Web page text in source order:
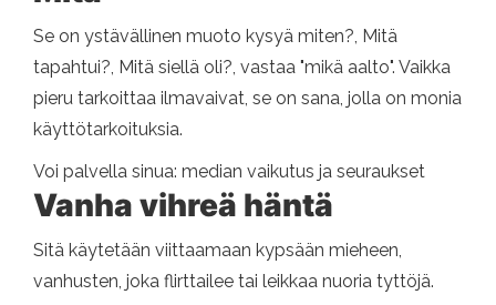
Se on ystävällinen muoto kysyä miten?, Mitä
tapahtui?, Mitä siellä oli?, vastaa "mikä aalto". Vaikka
pieru tarkoittaa ilmavaivat, se on sana, jolla on monia
käyttötarkoituksia.
Voi palvella sinua: median vaikutus ja seuraukset
Vanha vihreä häntä
Sitä käytetään viittaamaan kypsään mieheen,
vanhusten, joka flirttailee tai leikkaa nuoria tyttöjä.